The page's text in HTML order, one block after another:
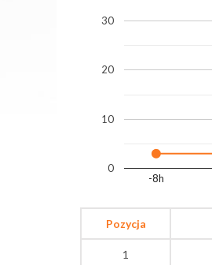
-8h
0
10
20
30
Pozycja
1